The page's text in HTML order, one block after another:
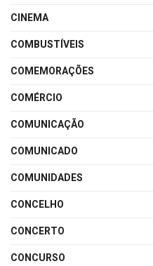
CINEMA
COMBUSTÍVEIS
COMEMORAÇÕES
COMÉRCIO
COMUNICAÇÃO
COMUNICADO
COMUNIDADES
CONCELHO
CONCERTO
CONCURSO